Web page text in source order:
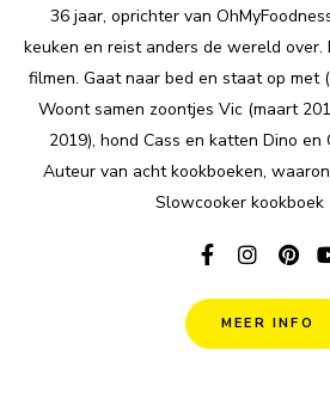
36 jaar, oprichter van
keuken en reist anders de wereld
filmen. Gaat naar bed en staat op met
Woont samen zoontjes Vic (maart
2019), hond Cass en katten Dino en
Auteur van acht kookboeken,
Slowcooker kookboek
MEER INFO